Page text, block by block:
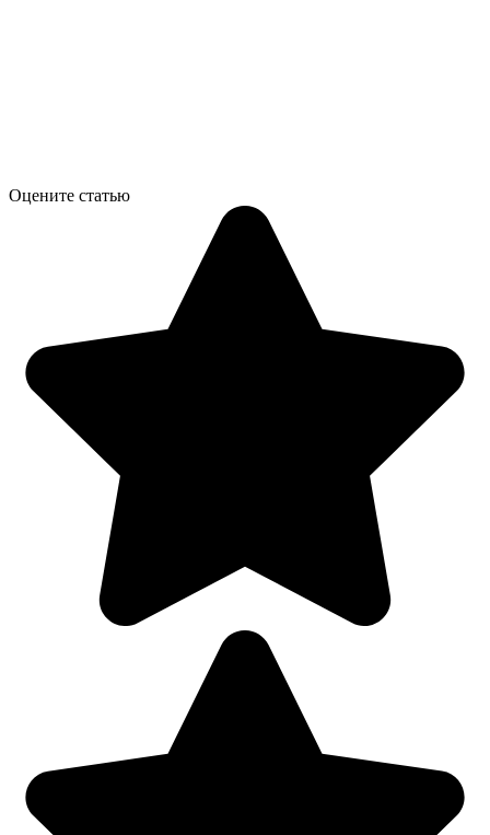
Оцените статью